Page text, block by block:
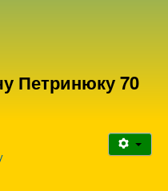
зв'язок
Петринюку 70